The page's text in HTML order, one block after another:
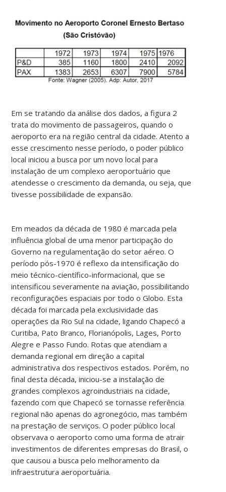
Em se tratando da análise dos dados, a figura 2
trata do movimento de passageiros, quando o
aeroporto era na região central da cidade. Atento a
esse crescimento nesse período, o poder público
local iniciou a busca por um novo local para
instalação de um complexo aeroportuário que
atendesse o crescimento da demanda, ou seja, que
tivesse possibilidade de expansão.
Em meados da década de 1980 é marcada pela
influência global de uma menor participação do
Governo na regulamentação do setor aéreo. O
período pós-1970 é reflexo da intensificação do
meio técnico-científico-informacional, que se
intensificou severamente na aviação, possibilitando
reconfigurações espaciais por todo o Globo. Esta
década foi marcada pela exclusividade das
operações da Rio Sul na cidade, ligando Chapecó a
Curitiba, Pato Branco, Florianópolis, Lages, Porto
Alegre e Passo Fundo. Rotas que atendiam a
demanda regional em direção a capital
administrativa dos respectivos estados. Porém, no
final desta década, iniciou-se a instalação de
grandes complexos agroindustriais na cidade,
fazendo com que Chapecó se tornasse referência
regional não apenas do agronegócio, mas também
na prestação de serviços. O poder público local
observava o aeroporto como uma forma de atrair
investimentos de diferentes empresas do Brasil, o
que causou a busca pelo melhoramento da
infraestrutura aeroportuária.